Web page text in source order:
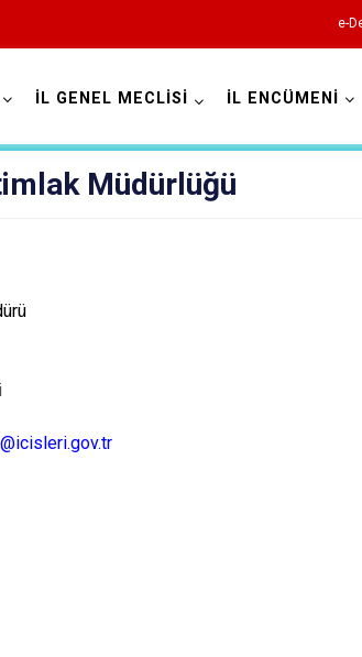
e-
İL GENEL MECLİSİ İL ENCÜMENİ
Müdürlüğü